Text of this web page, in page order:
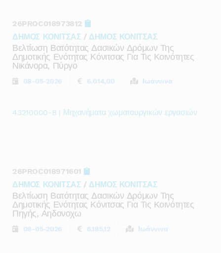
26PROC018973812
ΔΗΜΟΣ ΚΟΝΙΤΣΑΣ / ΔΗΜΟΣ ΚΟΝΙΤΣΑΣ
Βελτίωση Βατότητας Δασικών Δρόμων Της
Δημοτικής Ενότητας Κόνιτσας Για Τις Κοινότητες
Νικάνορα, Πύργο
08-05-2026 6.014,00 Ιωάννινα
43210000-8 | Μηχανήματα χωματουργικών εργασιών
26PROC018971601
ΔΗΜΟΣ ΚΟΝΙΤΣΑΣ / ΔΗΜΟΣ ΚΟΝΙΤΣΑΣ
Βελτίωση Βατότητας Δασικών Δρόμων Της
Δημοτικής Ενότητας Κόνιτσας Για Τις Κοινότητες
Πηγής, Αηδονοχω
08-05-2026 6.185,12 Ιωάννινα